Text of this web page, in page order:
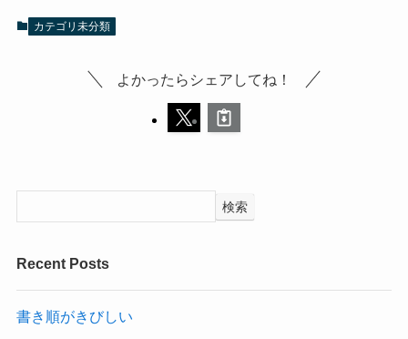
カテゴリ未分類
よかったらシェアしてね！
検索
Recent Posts
書き順がきびしい